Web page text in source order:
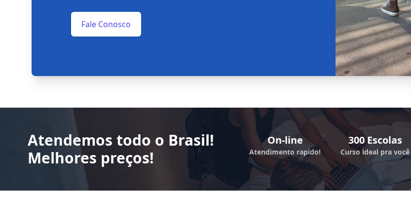
Fale Conosco
Atendemos todo o Brasil!
Melhores preços!
On-line
Atendimento rapido!
300 Escolas
Curso ideal pra você